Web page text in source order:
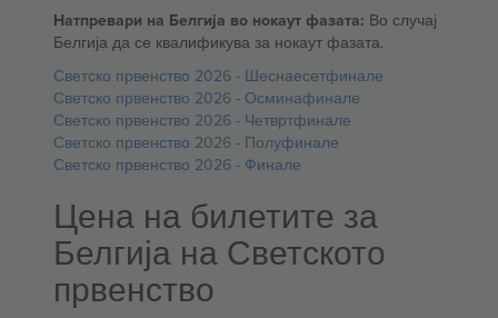
Натпревари на Белгија во нокаут фазата: Во случај
Белгија да се квалификува за нокаут фазата.
Светско првенство 2026 - Шеснаесетфинале
Светско првенство 2026 - Осминафинале
Светско првенство 2026 - Четвртфинале
Светско првенство 2026 - Полуфинале
Светско првенство 2026 - Финале
Цена на билетите за
Белгија на Светското
првенство